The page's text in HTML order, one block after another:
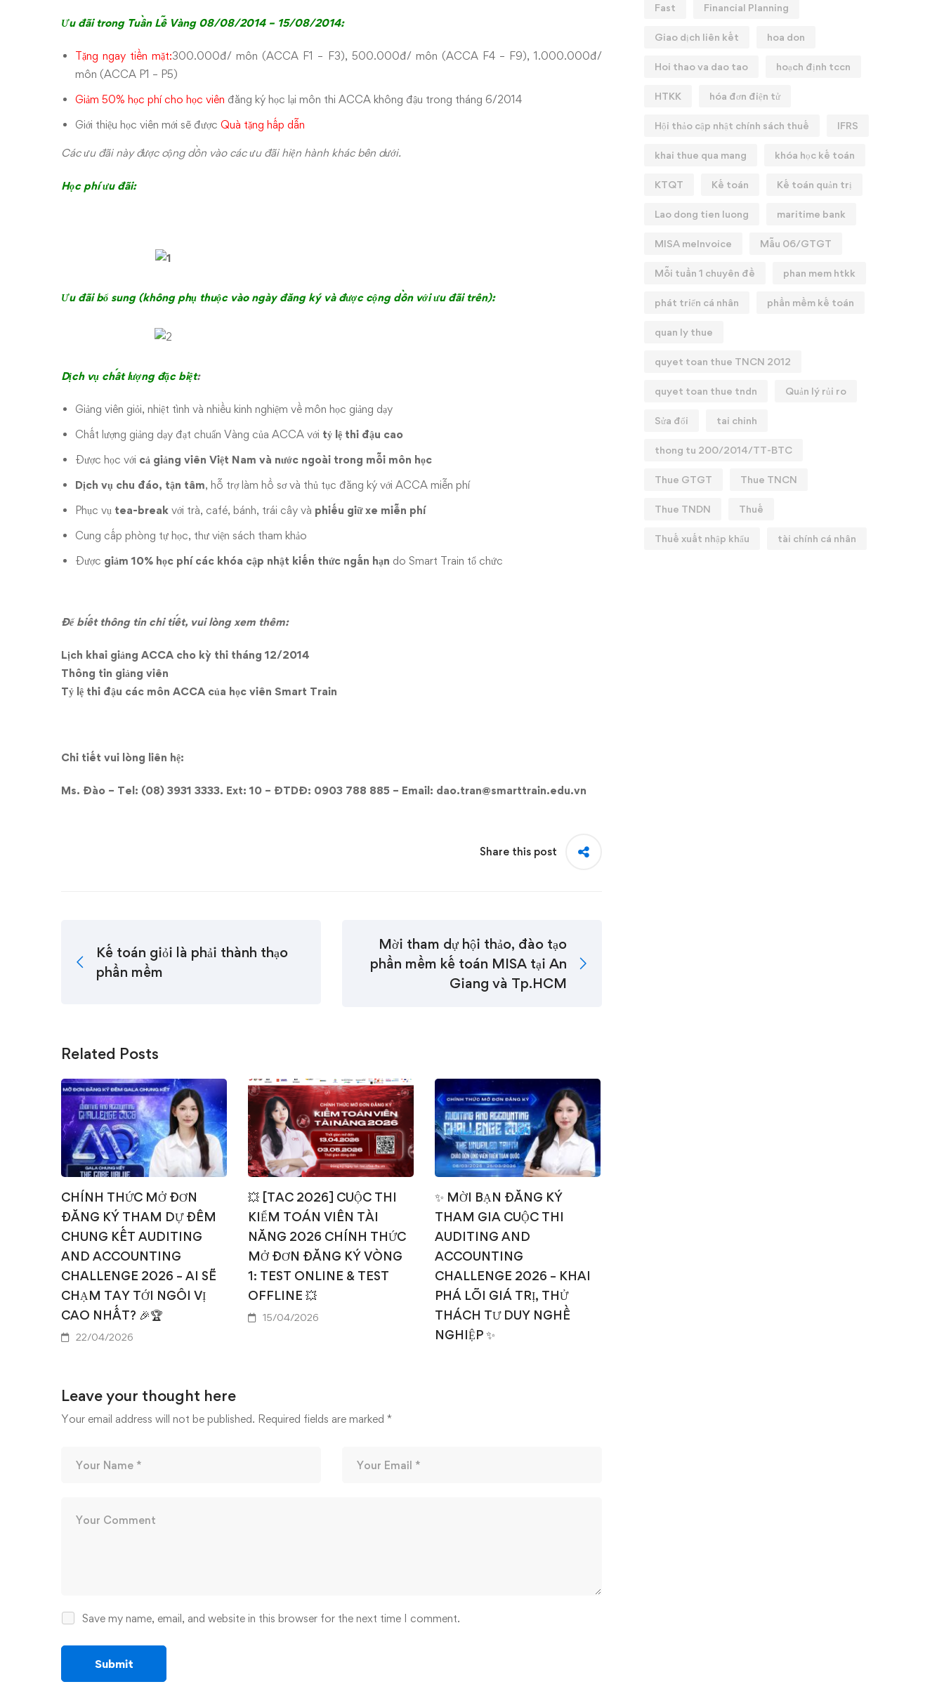
Ưu đãi trong Tuần Lễ Vàng 08/08/2014 – 15/08/2014:
Tặng ngay tiền mặt:300.000đ/ môn (ACCA F1 – F3), 500.000đ/ môn (ACCA F4 – F9), 1.000.000đ/
môn (ACCA P1 – P5)
Giảm 50% học phí cho học viên đăng ký học lại môn thi ACCA không đậu trong tháng 6/2014
Giới thiệu học viên mới sẽ được Quà tặng hấp dẫn
Các ưu đãi này được cộng dồn vào các ưu đãi hiện hành khác bên dưới.
Học phí ưu đãi:
Ưu đãi bổ sung (không phụ thuộc vào ngày đăng ký và được cộng dồn với ưu đãi trên):
Dịch vụ chất lượng đặc biệt:
Giảng viên giỏi, nhiệt tình và nhiều kinh nghiệm về môn học giảng dạy
Chất lượng giảng dạy đạt chuẩn Vàng của ACCA với tỷ lệ thi đậu cao
Được học với cả giảng viên Việt Nam và nước ngoài trong mỗi môn học
Dịch vụ chu đáo, tận tâm, hỗ trợ làm hồ sơ và thủ tục đăng ký với ACCA miễn phí
Phục vụ tea-break với trà, café, bánh, trái cây và phiếu giữ xe miễn phí
Cung cấp phòng tự học, thư viện sách tham khảo
Được giảm 10% học phí các khóa cập nhật kiến thức ngắn hạn do Smart Train tổ chức
Để biết thông tin chi tiết, vui lòng xem thêm:
Lịch khai giảng ACCA cho kỳ thi tháng 12/2014
Thông tin giảng viên
Tỷ lệ thi đậu các môn ACCA của học viên Smart Train
Chi tiết vui lòng liên hệ:
Ms. Đào – Tel: (08) 3931 3333. Ext: 10 – ĐTDĐ: 0903 788 885 – Email: dao.tran@smarttrain.edu.vn
Share this post
Kế toán giỏi là phải thành thạo
phần mềm
Mời tham dự hội thảo, đào tạo
phần mềm kế toán MISA tại An
Giang và Tp.HCM
Related Posts
CHÍNH THỨC MỞ ĐƠN
ĐĂNG KÝ THAM DỰ ĐÊM
CHUNG KẾT AUDITING
AND ACCOUNTING
CHALLENGE 2026 – AI SẼ
CHẠM TAY TỚI NGÔI VỊ
CAO NHẤT? 🎉🏆
22/04/2026
💥 [TAC 2026] CUỘC THI
KIỂM TOÁN VIÊN TÀI
NĂNG 2026 CHÍNH THỨC
MỞ ĐƠN ĐĂNG KÝ VÒNG
1: TEST ONLINE & TEST
OFFLINE 💥
15/04/2026
✨ MỜI BẠN ĐĂNG KÝ
THAM GIA CUỘC THI
AUDITING AND
ACCOUNTING
CHALLENGE 2026 – KHAI
PHÁ LÕI GIÁ TRỊ, THỬ
THÁCH TƯ DUY NGHỀ
NGHIỆP ✨
Leave your thought here
Your email address will not be published. Required fields are marked *
Save my name, email, and website in this browser for the next time I comment.
Fast Financial Planning
Giao dịch liên kết hoa don
Hoi thao va dao tao hoạch định tccn
HTKK hóa đơn điện tử
Hội thảo cập nhật chính sách thuế IFRS
khai thue qua mang khóa học kế toán
KTQT Kế toán Kế toán quản trị
Lao dong tien luong maritime bank
MISA meInvoice Mẫu 06/GTGT
Mỗi tuần 1 chuyên đề phan mem htkk
phát triển cá nhân phần mềm kế toán
quan ly thue
quyet toan thue TNCN 2012
quyet toan thue tndn Quản lý rủi ro
Sửa đổi tai chinh
thong tu 200/2014/TT-BTC
Thue GTGT Thue TNCN
Thue TNDN Thuế
Thuế xuất nhập khẩu tài chính cá nhân